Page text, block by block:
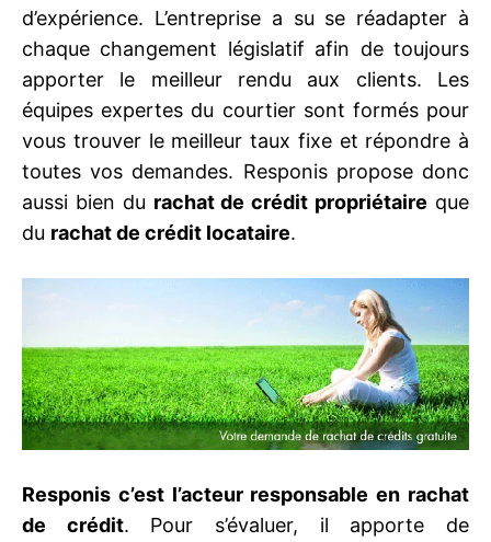
d’expérience. L’entreprise a su se réadapter à
chaque changement législatif afin de toujours
apporter le meilleur rendu aux clients. Les
équipes expertes du courtier sont formés pour
vous trouver le meilleur taux fixe et répondre à
toutes vos demandes. Responis propose donc
aussi bien du rachat de crédit propriétaire que
du rachat de crédit locataire.
Responis c’est l’acteur responsable en rachat
de crédit. Pour s’évaluer, il apporte de